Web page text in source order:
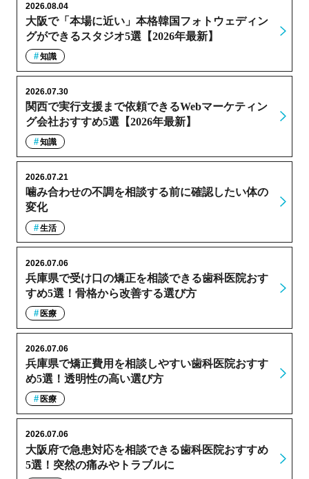
大阪で「本場に近い」本格韓国フォトウェディン
グができるスタジオ5選【2026年最新】
2026.08.04
知識
関西で実行支援まで依頼できるWebマーケティン
グ会社おすすめ5選【2026年最新】
2026.07.30
知識
噛み合わせの不調を相談する前に確認したい体の
変化
2026.07.21
生活
兵庫県で受け口の矯正を相談できる歯科医院おす
すめ5選！骨格から改善する選び方
2026.07.06
医療
兵庫県で矯正費用を相談しやすい歯科医院おすす
め5選！透明性の高い選び方
2026.07.06
医療
大阪府で急患対応を相談できる歯科医院おすすめ
5選！突然の痛みやトラブルに
2026.07.06